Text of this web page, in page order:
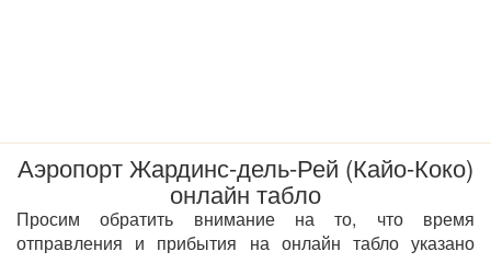
Аэропорт Жардинс-дель-Рей (Кайо-Коко)
онлайн табло
Просим обратить внимание на то, что время
отправления и прибытия на онлайн табло указано